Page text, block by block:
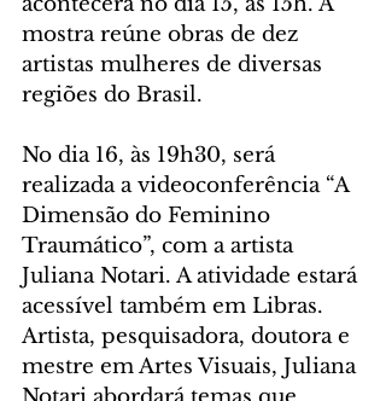
mostra reúne obras de dez
artistas mulheres de diversas
regiões do Brasil.
No dia 16, às 19h30, será
realizada a videoconferência “A
Dimensão do Feminino
Traumático”, com a artista
Juliana Notari. A atividade estará
acessível também em Libras.
Artista, pesquisadora, doutora e
mestre em Artes Visuais, Juliana